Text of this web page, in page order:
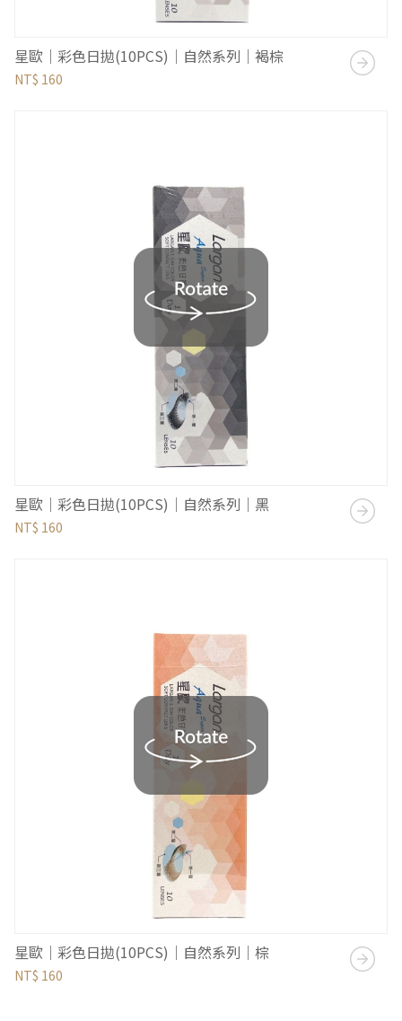
星歐｜彩色日拋(10PCS)｜自然系列｜褐棕
NT$ 160
星歐｜彩色日拋(10PCS)｜自然系列｜黑
NT$ 160
星歐｜彩色日拋(10PCS)｜自然系列｜棕
NT$ 160